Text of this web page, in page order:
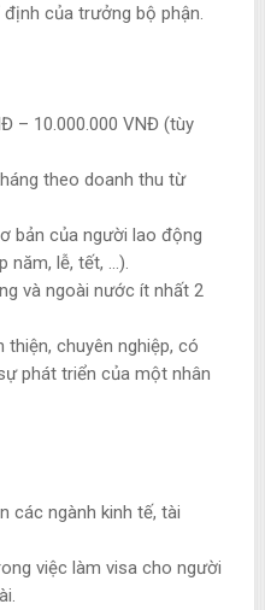
của trưởng bộ phận.
– 10.000.000 VNĐ (tùy
theo doanh thu từ
bản của người lao động
năm, lễ, tết, …).
và ngoài nước ít nhất 2
chuyên nghiệp, có
phát triển của một nhân
các ngành kinh tế, tài
việc làm visa cho người